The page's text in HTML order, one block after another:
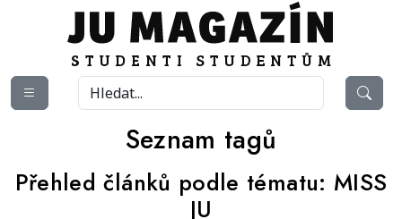
Seznam tagů
Přehled článků podle tématu: MISS
JU